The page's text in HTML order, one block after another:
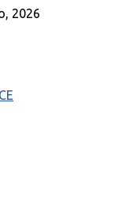
2026